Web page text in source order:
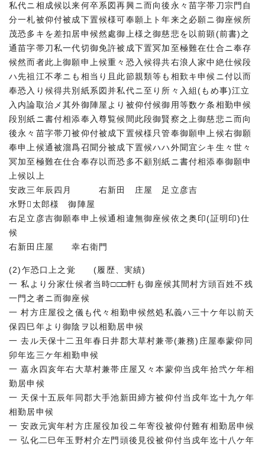
私代ニ相成候以来何卒系図再興ニ而向後永々苗字帯刀宗門自
分一札被仰付被成下置候様可奉願上ト年来之必願ニ御座候所
茂恐多キを差扣居申候然處御上様之御慈悲を以前顕(前書)之
通苗字帯刀私一代切御免許被成下置冥加至極難在仕合ニ奉存
候然而者此上御願申上候重々恐入候得共右浪人家中絶仕候段
ハ先祖江不孝ニも相当り且此節親類等も相歎キ申候ニ付以而
奉恐入り候得共別紙系図并私代ニ至り所々入組(もめ事)江立
入内論取治メ其外御陣屋より被仰付候御用等数ケ条相勤申候
段別紙ニ書付相添奉入尊覧候間此段御賢察之上御慈悲ニ而向
後永々苗字帯刀被仰付被成下置候様只管奉御願申上候右御願
奉申上候通被溜爲召聞分被成下置候ハハ外聞宜シキ生々世々
冥加至極難在仕合奉存以而恐多不顧別紙ニ書付相添奉御願申
上候以上
安政三年辰四月 右新田 庄屋 足立彦吉
水野太郎様 御陣屋
右足立彦吉御願奉申上候通相違無御座候依之奥印(証明印)仕
候
右新田庄屋 幸右衛門
(2)乍恐口上之覚 (履歴、実績)
一 私より分家仕候者当時□□□軒も御座候其間村方頭百姓不残
一門之者ニ而御座候
一 村方庄屋役之儀も代々相勤申候然処私義ハ三十ケ年以前天
保四巳年より御陰ヲ以相勤居申候
一 去ル天保十二丑年春日井郡大草村兼帯(兼務)庄屋奉蒙仰同
卯年迄三ケ年相勤申候
一 嘉永四亥年右大草村兼帯庄屋又々本蒙仰当戍年拾弐ケ年相
勤居申候
一 天保十五辰年同郡大手池新田締方被仰付当戍年迄十九ケ年
相勤居申候
一 安政元寅年村方庄屋役加役ニ年寄役被仰付難有相勤居申候
一 弘化二巳年玉野村介左門頭後見役被仰付当戍年迄十八ケ年